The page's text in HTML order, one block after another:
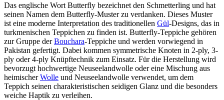
Das englische Wort Butterfly bezeichnet den Schmetterling und hat
seinen Namen dem Butterfly-Muster zu verdanken. Dieses Muster
ist eine moderne Interpretation des traditionellen Gül-Designs, das in
turkmenischen Teppichen zu finden ist. Butterfly-Teppiche gehören
zur Gruppe derBouchara-Teppiche und werden vorwiegend in
Pakistan gefertigt. Dabei kommen symmetrische Knoten in 2-ply, 3-
ply oder 4-ply Knüpftechnik zum Einsatz. Für die Herstellung wird
bevorzugt hochwertige Neuseelandwolle oder eine Mischung aus
heimischerWolle und Neuseelandwolle verwendet, um dem
Teppich seinen charakteristischen seidigen Glanz und die besonders
weiche Haptik zu verleihen.